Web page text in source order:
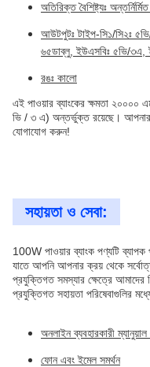
অতিরিক্ত বৈশিষ্ট্যঃ
আউটপুটঃ টাইপ-সি১/সি২ঃ
৬৫ডাব্লু, ইউএসবিঃ ৫ভি/৩এ,
রঙঃ কালো
এই পাওয়ার ব্যাংকের ক্ষমতা
ভি / ৩ এ) অন্তর্ভুক্ত রয়েছে। আপনার
যোগাযোগ করুন!
সহায়তা ও সেবা:
100W পাওয়ার ব্যাংক পণ্যটি
যাতে আপনি আপনার ক্রয় থেকে
প্রযুক্তিগত সমস্যার ক্ষেত্রে আমাদের
প্রযুক্তিগত সহায়তা পরিষেবাগুলির
অনলাইন ব্যবহারকারী
ফোন এবং ইমেল সমর্থন